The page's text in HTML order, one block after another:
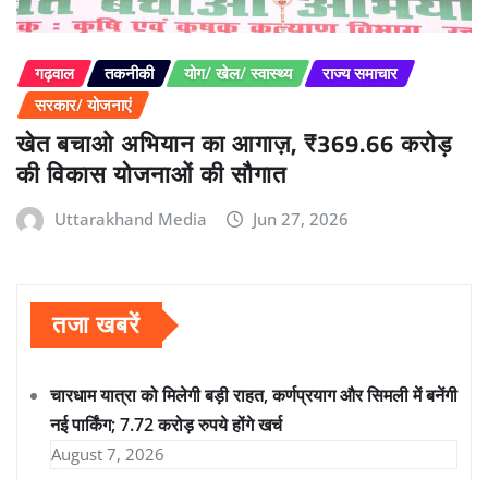
गढ़वाल तकनीकी योग/ खेल/ स्वास्थ्य
राज्य समाचार
सरकार/ योजनाएं
खेत बचाओ अभियान का आगाज़, ₹369.66 करोड़
की विकास योजनाओं की सौगात
Uttarakhand Media Jun 27, 2026
तजा खबरें
चारधाम यात्रा को मिलेगी बड़ी राहत, कर्णप्रयाग और सिमली में बनेंगी
नई पार्किंग; 7.72 करोड़ रुपये होंगे खर्च
August 7, 2026